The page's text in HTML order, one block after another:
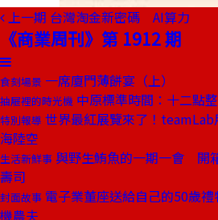
上一期 台灣淘金新密碼 AI算力
《商業周刊》第 1912 期
食刻場景 一席廈門薄餅宴（上）
抽屜裡的時光機 中原標準時間：十二點整
特別報導 世界最紅展覽來了！
海陸空
生活新鮮事 與野生鮪魚的一期一會 開
壽司
封面故事 電子業董座送給自己的50歲
機農夫